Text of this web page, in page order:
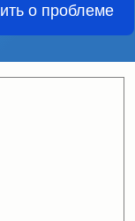
о проблеме